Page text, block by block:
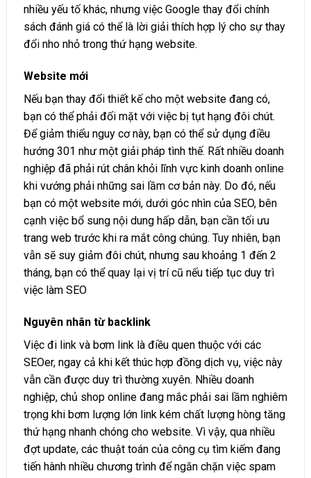
nhiều yếu tố khác, nhưng việc Google thay đổi chính
sách đánh giá có thể là lời giải thích hợp lý cho sự thay
đổi nho nhỏ trong thứ hạng website.
Website mới
Nếu bạn thay đổi thiết kế cho một website đang có,
bạn có thể phải đối mặt với việc bị tụt hạng đôi chút.
Để giảm thiểu nguy cơ này, bạn có thể sử dụng điều
hướng 301 như một giải pháp tình thế. Rất nhiều doanh
nghiệp đã phải rút chân khỏi lĩnh vực kinh doanh online
khi vướng phải những sai lầm cơ bản này. Do đó, nếu
bạn có một website mới, dưới góc nhìn của SEO, bên
cạnh việc bổ sung nội dung hấp dẫn, bạn cần tối ưu
trang web trước khi ra mắt công chúng. Tuy nhiên, bạn
vẫn sẽ suy giảm đôi chút, nhưng sau khoảng 1 đến 2
tháng, bạn có thể quay lại vị trí cũ nếu tiếp tục duy trì
việc làm SEO
Nguyên nhân từ backlink
Việc đi link và bơm link là điều quen thuộc với các
SEOer, ngay cả khi kết thúc hợp đồng dịch vụ, việc này
vẫn cần được duy trì thường xuyên. Nhiều doanh
nghiệp, chủ shop online đang mắc phải sai lầm nghiêm
trọng khi bơm lượng lớn link kém chất lượng hòng tăng
thứ hạng nhanh chóng cho website. Vì vậy, qua nhiều
đợt update, các thuật toán của công cụ tìm kiếm đang
tiến hành nhiều chương trình để ngăn chặn việc spam